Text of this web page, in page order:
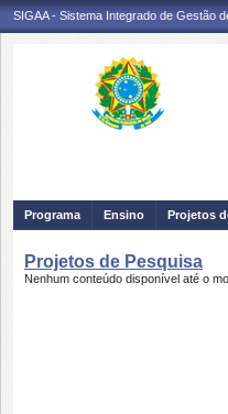
SIGAA - Sistema Integrado de Gestão
Programa Ensino Projetos
Projetos de Pesquisa
Nenhum conteúdo disponível até o